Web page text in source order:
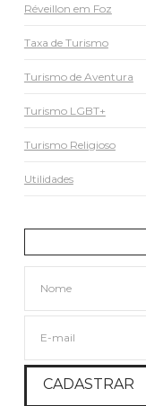
Réveillon em Foz
Taxa de Turismo
Turismo de Aventura
Turismo LGBT+
Turismo Religioso
Utilidades